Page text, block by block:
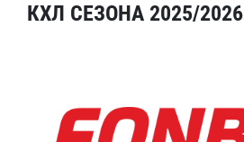
КХЛ СЕЗОНА 2025/2026